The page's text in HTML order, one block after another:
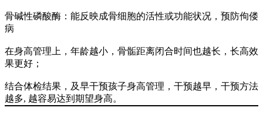
骨碱性磷酸酶：能反映成骨细胞的活性或功能状况，预防佝偻
病
在身高管理上，年龄越小，骨骺距离闭合时间也越长，长高效
果更好；
结合体检结果，及早干预孩子身高管理，干预越早，干预方法
越多, 越容易达到期望身高。